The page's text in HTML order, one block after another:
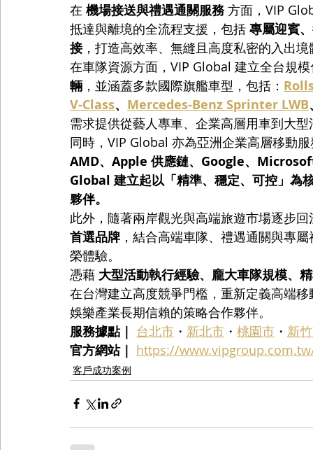
在 機場接送與禮遇通關服務 方面，VIP
抵達與離境的全流程支援，包括 專屬迎賓
接，打造高效率、無縫且高度私密的入出境
在車隊資源方面，VIP Global 建立全台規
輛 ，並涵蓋多款國際旗艦車型，包括：
V-Class、 Mercedes-Benz Sprinter LWB
需求提供從藝人專車、企業高層用車到大
同時，VIP Global 亦為亞洲企業高層移動
AMD、Apple 供應鏈、Google、
Global 建立起以「精準、穩定、可控」為
夥伴。
此外，隨著兩岸觀光與高端旅遊市場逐步
首選品牌 ，結合高端車隊、禮遇通關與專
榮體驗。
憑藉 大型活動執行經驗、龐大車隊規模、
在台灣建立高度競爭門檻，重新定義高端
娛樂產業長期信賴的策略合作夥伴。
服務據點｜ 台北市 ・ 新北市 ・ 桃園市 ・ 新
官方網站｜ https://
客戶成功案例